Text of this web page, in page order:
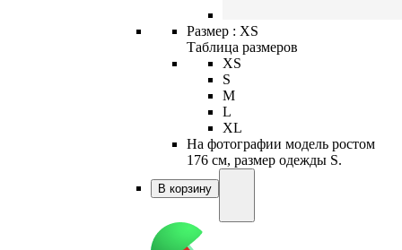
Размер : XS
Таблица размеров
XS
S
M
L
XL
На фотографии модель ростом
176 см, размер одежды S.
В корзину